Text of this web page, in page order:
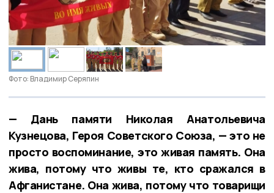
Фото: Владимир Серяпин
— Дань памяти Николая Анатольевича
Кузнецова, Героя Советского Союза, — это не
просто воспоминание, это живая память. Она
жива, потому что живы те, кто сражался в
Афганистане. Она жива, потому что товарищи